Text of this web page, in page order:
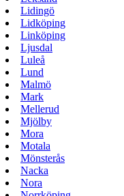
Lidingö
Lidköping
Linköping
Ljusdal
Luleå
Lund
Malmö
Mark
Mellerud
Mjölby
Mora
Motala
Mönsterås
Nacka
Nora